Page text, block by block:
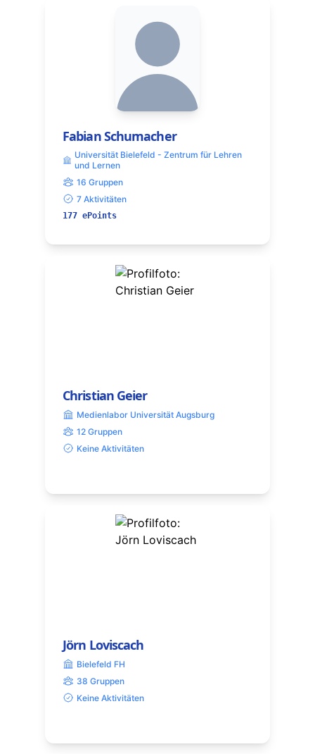
Fabian Schumacher
Universität Bielefeld - Zentrum für Lehren
und Lernen
16 Gruppen
7 Aktivitäten
177 ePoints
Christian Geier
Medienlabor Universität Augsburg
12 Gruppen
Keine Aktivitäten
Jörn Loviscach
Bielefeld FH
38 Gruppen
Keine Aktivitäten